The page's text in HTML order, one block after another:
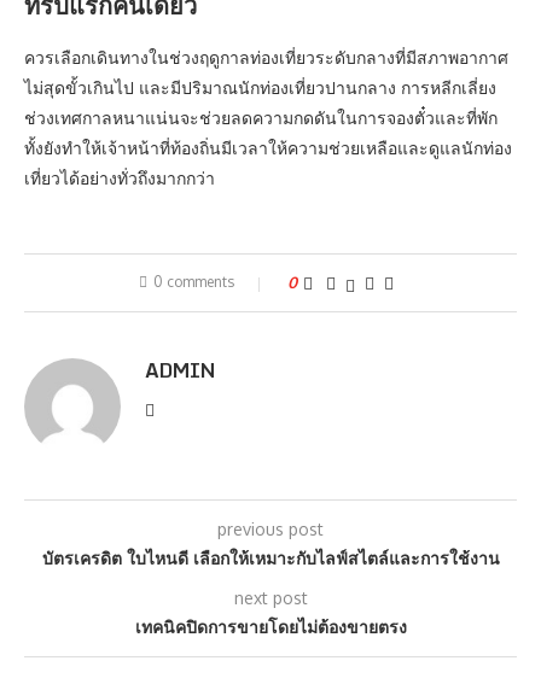
ควรเลือกเดินทางในช่วงฤดูกาลท่องเที่ยวระดับกลางที่มีสภาพอากาศ
ไม่สุดขั้วเกินไป และมีปริมาณนักท่องเที่ยวปานกลาง การหลีกเลี่ยง
ช่วงเทศกาลหนาแน่นจะช่วยลดความกดดันในการจองตั๋วและที่พัก
ทั้งยังทำให้เจ้าหน้าที่ท้องถิ่นมีเวลาให้ความช่วยเหลือและดูแลนักท่อง
เที่ยวได้อย่างทั่วถึงมากกว่า
0 comments 0
ADMIN
previous post
บัตรเครดิต ใบไหนดี เลือกให้เหมาะกับไลฟ์สไตล์และการใช้งาน
next post
เทคนิคปิดการขายโดยไม่ต้องขายตรง